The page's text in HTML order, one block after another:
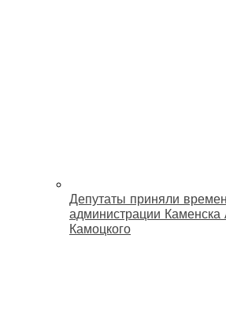
Депутаты приняли
администрации Каменска
Камоцкого